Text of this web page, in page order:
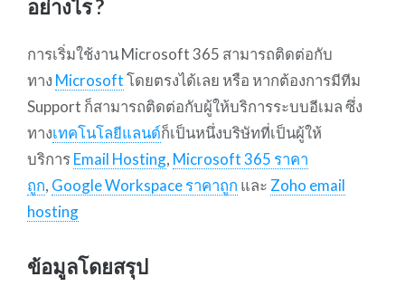
อย่างไร ?
การเริ่มใช้งาน Microsoft 365 สามารถติดต่อกับ
ทาง Microsoftโดยตรงได้เลย หรือ หากต้องการมีทีม
Support ก็สามารถติดต่อกับผู้ให้บริการระบบอีเมล ซึ่ง
ทางเทคโนโลยีแลนด์ก็เป็นหนึ่งบริษัทที่เป็นผู้ให้
บริการEmail Hosting, Microsoft 365 ราคา
ถูก, Google Workspace ราคาถูก และ Zoho email
hosting
ข้อมูลโดยสรุป